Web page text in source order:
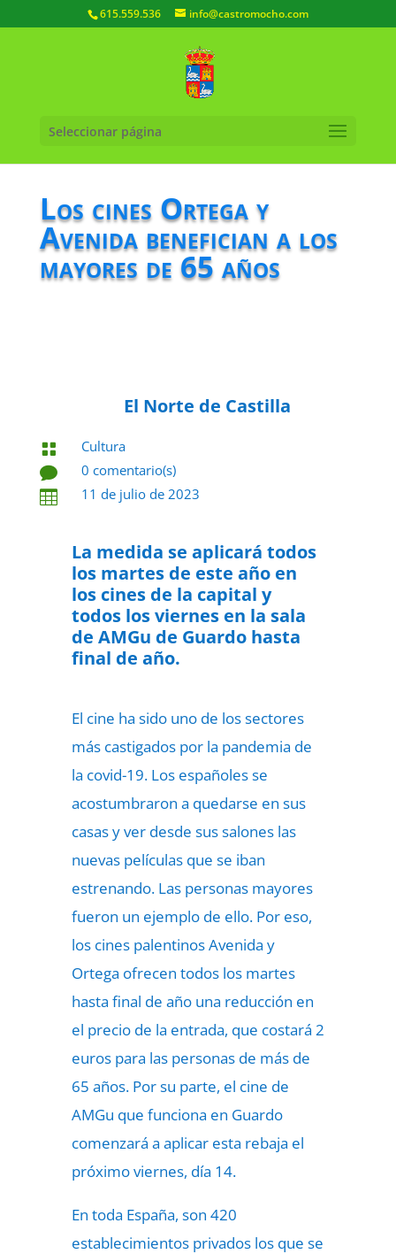
615.559.536 info@castromocho.com
Seleccionar página
Los cines Ortega y
Avenida benefician a los
mayores de 65 años
El Norte de Castilla

Cultura

0 comentario(s)

11 de julio de 2023
La medida se aplicará todos
los martes de este año en
los cines de la capital y
todos los viernes en la sala
de AMGu de Guardo hasta
final de año.
El cine ha sido uno de los sectores
más castigados por la pandemia de
la covid-19. Los españoles se
acostumbraron a quedarse en sus
casas y ver desde sus salones las
nuevas películas que se iban
estrenando. Las personas mayores
fueron un ejemplo de ello. Por eso,
los cines palentinos Avenida y
Ortega ofrecen todos los martes
hasta final de año una reducción en
el precio de la entrada, que costará 2
euros para las personas de más de
65 años. Por su parte, el cine de
AMGu que funciona en Guardo
comenzará a aplicar esta rebaja el
próximo viernes, día 14.
En toda España, son 420
establecimientos privados los que se